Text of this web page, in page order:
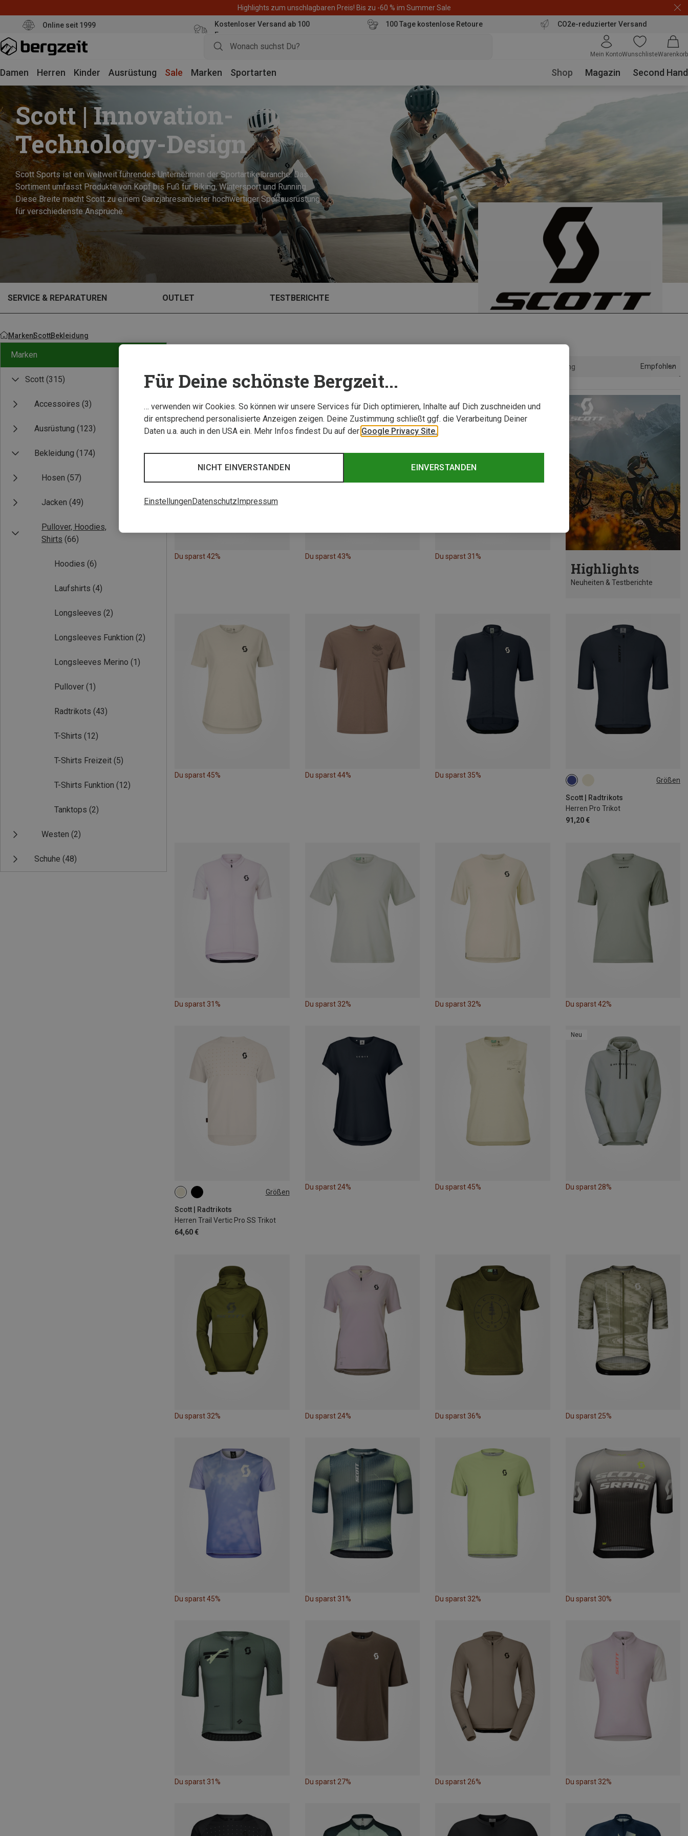
Highlights zum unschlagbaren Preis! Bis zu -60 % im Summer Sale
Online seit 1999
Kostenloser Versand ab 100
Euro
100 Tage kostenlose Retoure CO2e-reduzierter Versand
Mein KontoWunschlisteWarenkorb
Damen Herren Kinder Ausrüstung Sale Marken Sportarten Shop Magazin Second Hand
Scott | Innovation-
Technology-Design
Scott Sports ist ein weltweit führendes Unternehmen der Sportartikelbranche. Das
Sortiment umfasst Produkte von Kopf bis Fuß für Biking, Wintersport und Running.
Diese Breite macht Scott zu einem Ganzjahresanbieter hochwertiger Sportausrüstung
für verschiedenste Ansprüche.
SERVICE & REPARATUREN OUTLET TESTBERICHTE
MarkenScottBekleidung
Marken
Scott (315)
Accessoires (3)
Ausrüstung (123)
Bekleidung (174)
Hosen (57)
Jacken (49)
Pullover, Hoodies,
Shirts (66)
Hoodies (6)
Laufshirts (4)
Longsleeves (2)
Longsleeves Funktion (2)
Longsleeves Merino (1)
Pullover (1)
Radtrikots (43)
T-Shirts (12)
T-Shirts Freizeit (5)
T-Shirts Funktion (12)
Tanktops (2)
Westen (2)
Schuhe (48)
Sortierung Empfohlen
Du sparst 42% Du sparst 43% Du sparst 31%
Highlights
Neuheiten & Testberichte
Du sparst 45% Du sparst 44% Du sparst 35%
Größen
Scott | Radtrikots
Herren Pro Trikot
91,20 €
M
Du sparst 31% Du sparst 32% Du sparst 32% Du sparst 42%
Größen
Scott | Radtrikots
Herren Trail Vertic Pro SS Trikot
64,60 €
M L
Du sparst 24% Du sparst 45%
Neu
Du sparst 28%
Du sparst 32% Du sparst 24% Du sparst 36% Du sparst 25%
Du sparst 45% Du sparst 31% Du sparst 32% Du sparst 30%
Du sparst 31% Du sparst 27% Du sparst 26% Du sparst 32%
Für Deine schönste Bergzeit...
… verwenden wir Cookies. So können wir unsere Services für Dich optimieren, Inhalte auf Dich zuschneiden und
dir entsprechend personalisierte Anzeigen zeigen. Deine Zustimmung schließt ggf. die Verarbeitung Deiner
Daten u.a. auch in den USA ein. Mehr Infos findest Du auf der Google Privacy Site.
EINVERSTANDEN
NICHT EINVERSTANDEN
EinstellungenDatenschutzImpressum